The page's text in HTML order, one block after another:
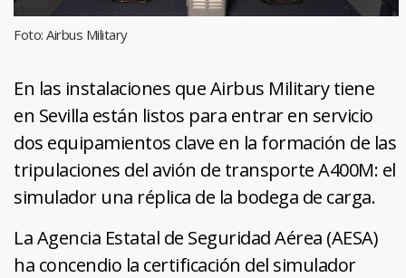
Foto: Airbus Military
En las instalaciones que Airbus Military tiene
en Sevilla están listos para entrar en servicio
dos equipamientos clave en la formación de las
tripulaciones del avión de transporte A400M: el
simulador una réplica de la bodega de carga.
La Agencia Estatal de Seguridad Aérea (AESA)
ha concendio la certificación del simulador